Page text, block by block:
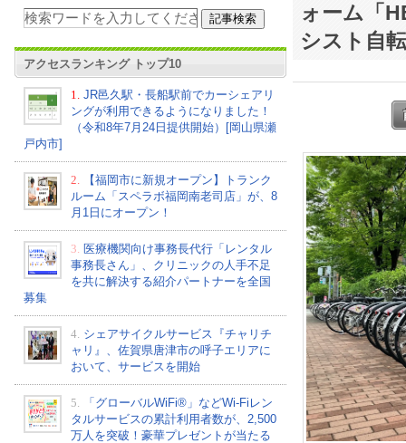
アクセスランキング トップ10
1.
JR邑久駅・長船駅前でカーシェアリ
ングが利用できるようになりました！
（令和8年7月24日提供開始）[岡山県瀬
戸内市]
2.
【福岡市に新規オープン】トランク
ルーム「スペラボ福岡南老司店」が、8
月1日にオープン！
3. 医療機関向け事務長代行「レンタル
事務長さん」、クリニックの人手不足
を共に解決する紹介パートナーを全国
募集
4. シェアサイクルサービス『チャリチ
ャリ』、佐賀県唐津市の呼子エリアに
おいて、サービスを開始
5.
「グローバルWiFi®」などWi-Fiレン
タルサービスの累計利用者数が、2,500
万人を突破！豪華プレゼントが当たる
ォーム「
シスト自